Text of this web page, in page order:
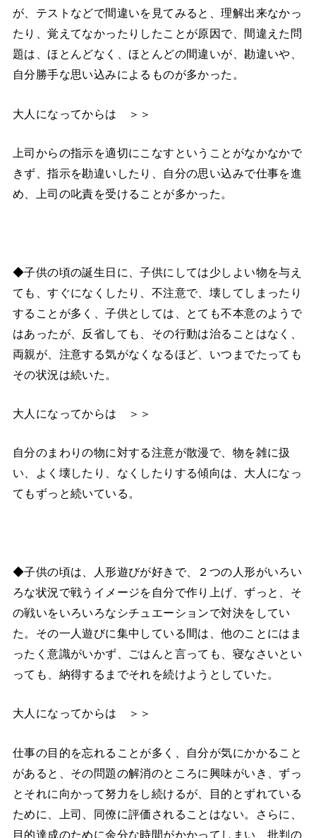
が、テストなどで間違いを見てみると、理解出来なかっ
たり、覚えてなかったりしたことが原因で、間違えた問
題は、ほとんどなく、ほとんどの間違いが、勘違いや、
自分勝手な思い込みによるものが多かった。
大人になってからは ＞＞
上司からの指示を適切にこなすということがなかなかで
きず、指示を勘違いしたり、自分の思い込みで仕事を進
め、上司の叱責を受けることが多かった。
◆子供の頃の誕生日に、子供にしては少しよい物を与え
ても、すぐになくしたり、不注意で、壊してしまったり
することが多く、子供としては、とても不本意のようで
はあったが、反省しても、その行動は治ることはなく、
両親が、注意する気がなくなるほど、いつまでたっても
その状況は続いた。
大人になってからは ＞＞
自分のまわりの物に対する注意が散漫で、物を雑に扱
い、よく壊したり、なくしたりする傾向は、大人になっ
てもずっと続いている。
◆子供の頃は、人形遊びが好きで、２つの人形がいろい
ろな状況で戦うイメージを自分で作り上げ、ずっと、そ
の戦いをいろいろなシチュエーションで対決をしてい
た。その一人遊びに集中している間は、他のことにはま
ったく意識がいかず、ごはんと言っても、寝なさいとい
っても、納得するまでそれを続けようとしていた。
大人になってからは ＞＞
仕事の目的を忘れることが多く、自分が気にかかること
があると、その問題の解消のところに興味がいき、ずっ
とそれに向かって努力をし続けるが、目的とずれている
ために、上司、同僚に評価されることはない。さらに、
目的達成のために余分な時間がかかってしまい、批判の